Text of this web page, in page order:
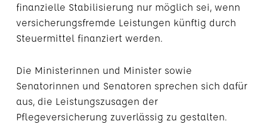
finanzielle Stabilisierung nur möglich sei, wenn
versicherungsfremde Leistungen künftig durch
Steuermittel finanziert werden.
Die Ministerinnen und Minister sowie
Senatorinnen und Senatoren sprechen sich dafür
aus, die Leistungszusagen der
Pflegeversicherung zuverlässig zu gestalten.